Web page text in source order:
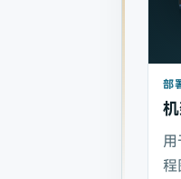
部
程